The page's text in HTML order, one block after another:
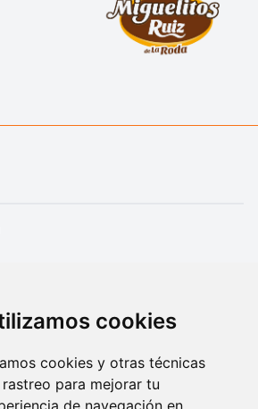
cookies
cookies y otras técnicas
para mejorar tu
de navegación en